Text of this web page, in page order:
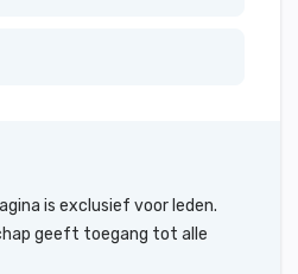
is exclusief voor leden.
geeft toegang tot alle